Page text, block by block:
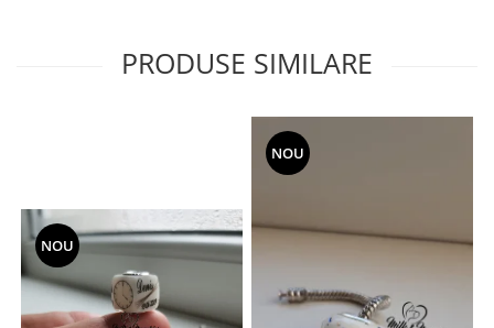
PRODUSE SIMILARE
NOU
NOU